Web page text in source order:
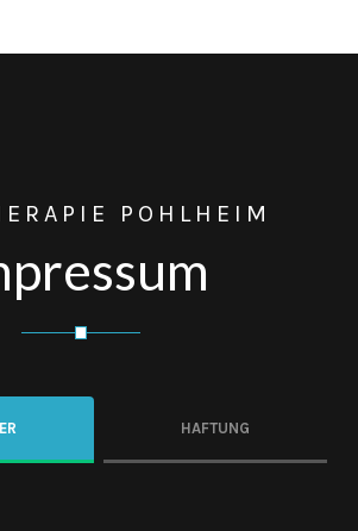
POHLHEIM
HAFTUNG